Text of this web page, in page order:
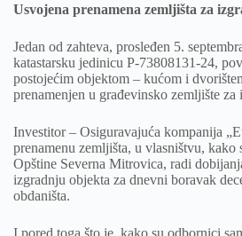
Usvojena prenamena zemljišta za
Jedan od zahteva, prosleđen 5.
katastarsku jedinicu P-73808131-24,
postojećim objektom – kućom i
prenamenjen u građevinsko zemljište za
Investitor – Osiguravajuća kompanija
prenamenu zemljišta, u vlasništvu, kako
Opštine Severna Mitrovica, radi
izgradnju objekta za dnevni boravak
obdaništa.
I pored toga što je, kako su odbornici